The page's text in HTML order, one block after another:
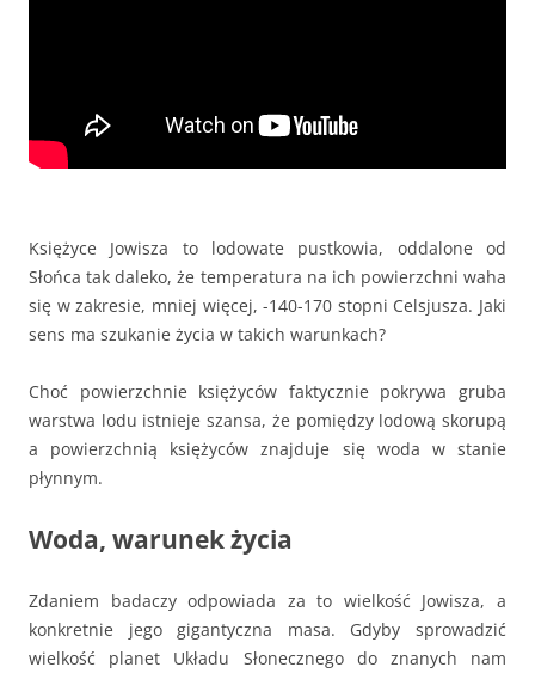
Księżyce Jowisza to lodowate pustkowia, oddalone od
Słońca tak daleko, że temperatura na ich powierzchni waha
się w zakresie, mniej więcej, -140-170 stopni Celsjusza. Jaki
sens ma szukanie życia w takich warunkach?
Choć powierzchnie księżyców faktycznie pokrywa gruba
warstwa lodu istnieje szansa, że pomiędzy lodową skorupą
a powierzchnią księżyców znajduje się woda w stanie
płynnym.
Woda, warunek życia
Zdaniem badaczy odpowiada za to wielkość Jowisza, a
konkretnie jego gigantyczna masa. Gdyby sprowadzić
wielkość planet Układu Słonecznego do znanych nam